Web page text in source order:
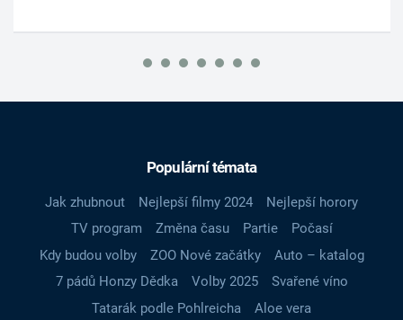
Populární témata
Jak zhubnout Nejlepší filmy 2024
Nejlepší horory
TV program
Změna času Partie
Počasí
Kdy budou volby
ZOO Nové začátky
Auto – katalog
7 pádů Honzy Dědka
Volby 2025
Svařené víno
Tatarák podle Pohlreicha
Aloe vera